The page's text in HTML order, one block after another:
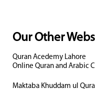
Our Other
Quran Acedemy Lahore
Online Quran and Arabic
Maktaba Khuddam ul